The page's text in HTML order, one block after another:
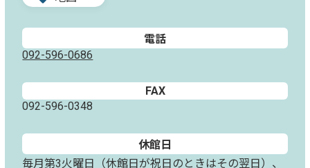
電話
092-596-0686
FAX
092-596-0348
休館日
毎月第3火曜日（休館日が祝日のときはその翌日）、